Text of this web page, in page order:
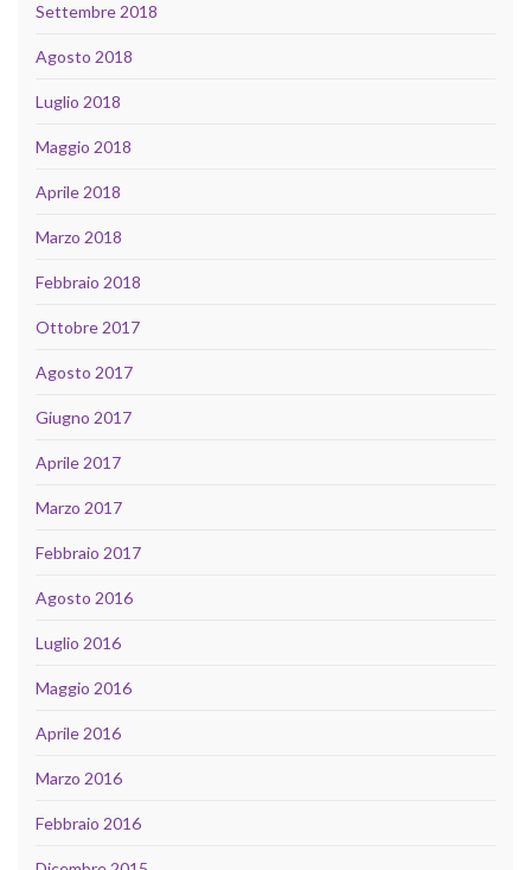
Settembre 2018
Agosto 2018
Luglio 2018
Maggio 2018
Aprile 2018
Marzo 2018
Febbraio 2018
Ottobre 2017
Agosto 2017
Giugno 2017
Aprile 2017
Marzo 2017
Febbraio 2017
Agosto 2016
Luglio 2016
Maggio 2016
Aprile 2016
Marzo 2016
Febbraio 2016